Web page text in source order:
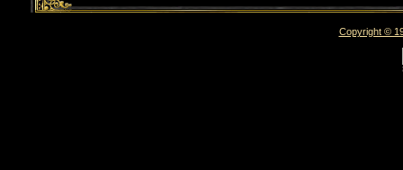
Copyright ©